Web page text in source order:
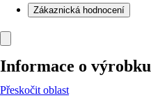
Zákaznická hodnocení
Informace o výrobku
Přeskočit oblast